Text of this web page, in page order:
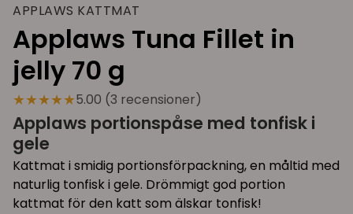
APPLAWS KATTMAT
Applaws Tuna Fillet in
jelly 70 g
★★★★★5.00 (3 recensioner)
Applaws portionspåse med tonfisk i
gele
Kattmat i smidig portionsförpackning, en måltid med
naturlig tonfisk i gele. Drömmigt god portion
kattmat för den katt som älskar tonfisk!